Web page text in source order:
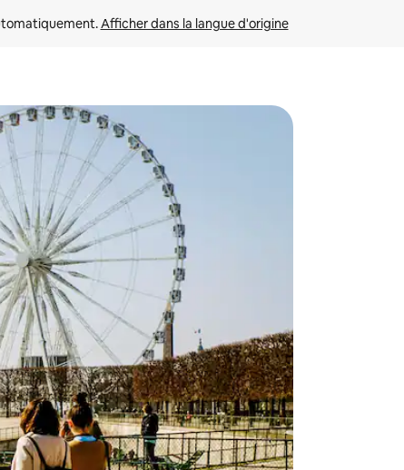
Afficher dans la langue d'origine
vers le bas, ou en appuyant dessus et en les faisant glisser.